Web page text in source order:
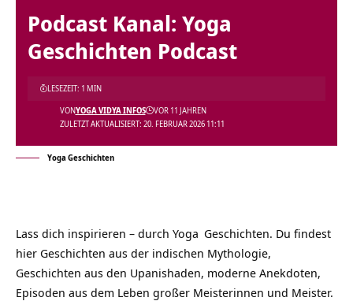
Podcast Kanal: Yoga
Geschichten Podcast
ZULETZT AKTUALISIERT: 20. FEBRUAR 2026 11:11
VONYOGA VIDYA INFOS VOR 11 JAHREN
LESEZEIT: 1 MIN
Yoga Geschichten
Lass dich inspirieren – durch Yoga Geschichten. Du findest
hier Geschichten aus der indischen Mythologie,
Geschichten aus den Upanishaden, moderne Anekdoten,
Episoden aus dem Leben großer Meisterinnen und Meister.